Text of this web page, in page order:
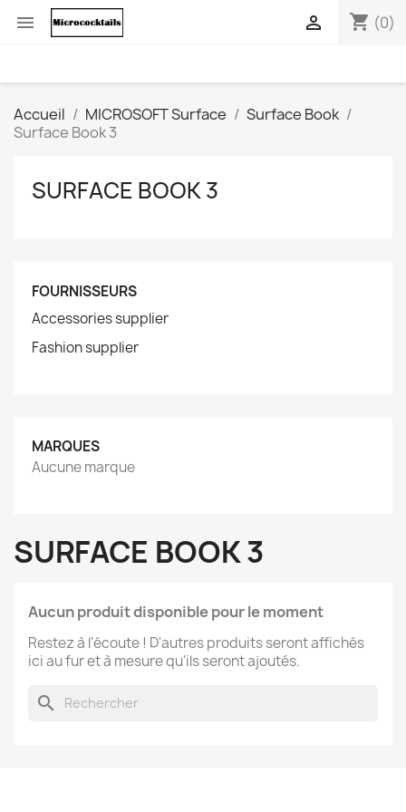
 shopping_cart (0)

Accueil MICROSOFT Surface
Surface Book
Surface Book 3
SURFACE BOOK 3
FOURNISSEURS
Accessories supplier
Fashion supplier
MARQUES
Aucune marque
SURFACE BOOK 3
Aucun produit disponible pour le moment
Restez à l'écoute ! D'autres produits seront affichés
ici au fur et à mesure qu'ils seront ajoutés.
search